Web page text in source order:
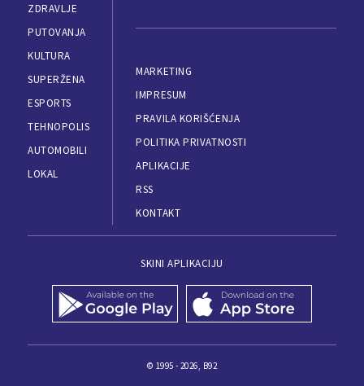
ZDRAVLJE
PUTOVANJA
KULTURA
SUPERŽENA
ESPORTS
TEHNOPOLIS
AUTOMOBILI
LOKAL
MARKETING
IMPRESUM
PRAVILA KORIŠĆENJA
POLITIKA PRIVATNOSTI
APLIKACIJE
RSS
KONTAKT
SKINI APLIKACIJU
© 1995 - 2026, B92